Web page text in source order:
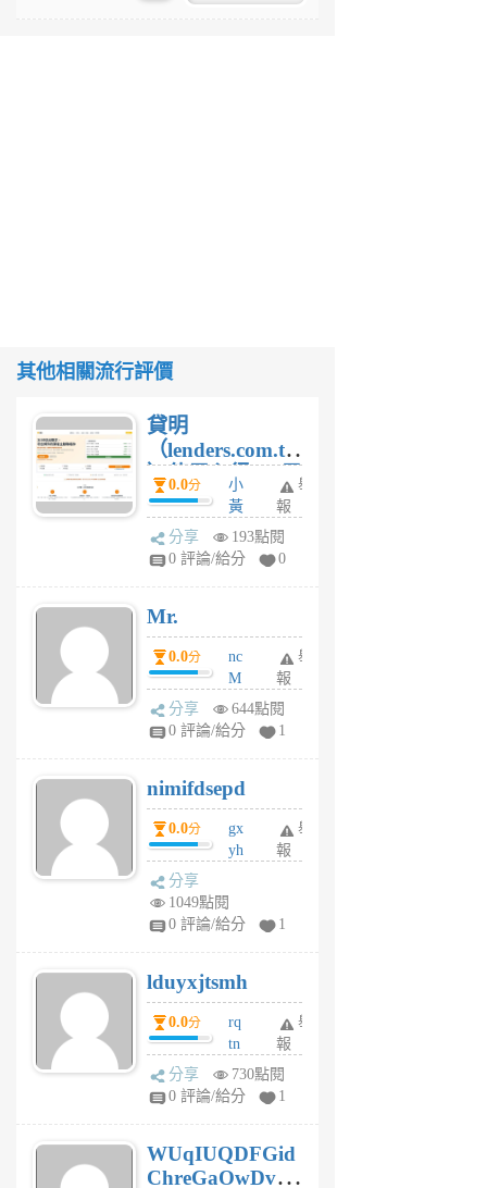
其他相關流行評價
貸明
（lenders.com.tw
）使用心得 — 民
間貸款比較平台
體驗
0.0分
小
黃
蜂
1
舉
報
分享
193點閱
0 評論/給分
0
Mr.
0.0分
nc
M
U
F
U
5
個
月
舉
報
分享
644點閱
0 評論/給分
1
nimifdsepd
0.0分
gx
yh
jl
月
前
舉
報
分享
1049點閱
0 評論/給分
1
lduyxjtsmh
0.0分
rq
tn
jt
gl
個
月
舉
報
分享
730點閱
0 評論/給分
1
WUqIUQDFGid
ChreGaOwDv